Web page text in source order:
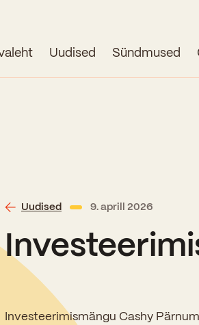
Uudised Sündmused
Uudised 9. aprill 2026
Investeerimismängu Cashy